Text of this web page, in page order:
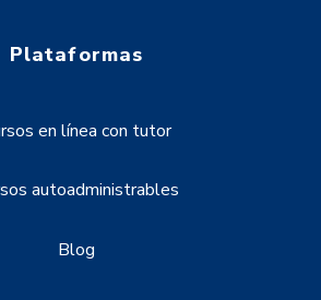
Plataformas
en línea con tutor
autoadministrables
Blog